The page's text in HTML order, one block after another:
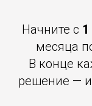
Начните с
месяца
В конце
решение —